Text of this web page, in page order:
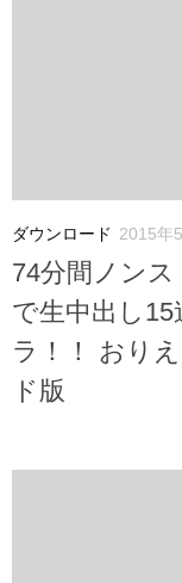
ダウンロード 2015年
74分間ノン
で生中出し
ラ！！ おり
ド版